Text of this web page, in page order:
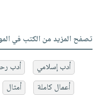
تصفح المزيد من الكتب في
أدب إسلامي أدب
أعمال كاملة
أمثال